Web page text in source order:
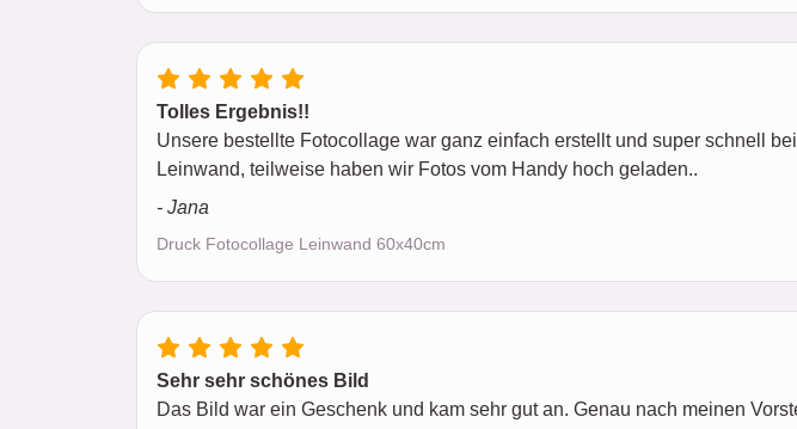
Tolles Ergebnis!!
Unsere bestellte Fotocollage war ganz einfach erstellt und super schnell
Leinwand, teilweise haben wir Fotos vom Handy hoch geladen..
- Jana
Druck Fotocollage Leinwand 60x40cm
Sehr sehr schönes Bild
Das Bild war ein Geschenk und kam sehr gut an. Genau nach meinen